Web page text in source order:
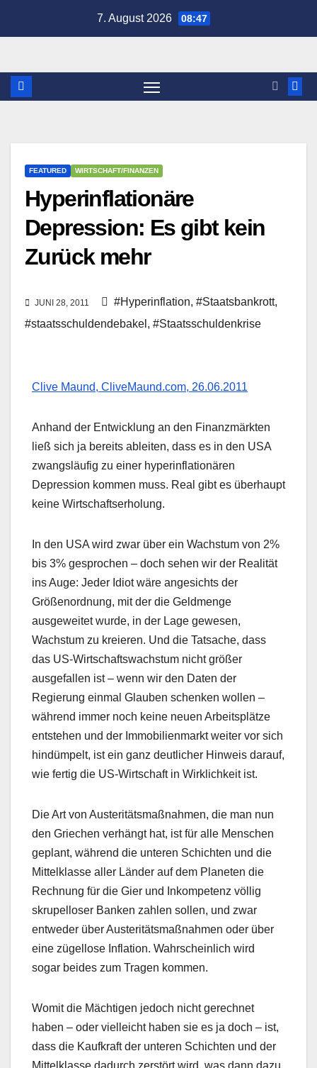
7. August 2026 08:47
FEATURED WIRTSCHAFT/FINANZEN
Hyperinflationäre
Depression: Es gibt kein
Zurück mehr
JUNI 28, 2011 #Hyperinflation, #Staatsbankrott,
#staatsschuldendebakel , #Staatsschuldenkrise
Clive Maund, CliveMaund.com, 26.06.2011
Anhand der Entwicklung an den Finanzmärkten
ließ sich ja bereits ableiten, dass es in den USA
zwangsläufig zu einer hyperinflationären
Depression kommen muss. Real gibt es überhaupt
keine Wirtschaftserholung.
In den USA wird zwar über ein Wachstum von 2%
bis 3% gesprochen – doch sehen wir der Realität
ins Auge: Jeder Idiot wäre angesichts der
Größenordnung, mit der die Geldmenge
ausgeweitet wurde, in der Lage gewesen,
Wachstum zu kreieren. Und die Tatsache, dass
das US-Wirtschaftswachstum nicht größer
ausgefallen ist – wenn wir den Daten der
Regierung einmal Glauben schenken wollen –
während immer noch keine neuen Arbeitsplätze
entstehen und der Immobilienmarkt weiter vor sich
hindümpelt, ist ein ganz deutlicher Hinweis darauf,
wie fertig die US-Wirtschaft in Wirklichkeit ist.
Die Art von Austeritätsmaßnahmen, die man nun
den Griechen verhängt hat, ist für alle Menschen
geplant, während die unteren Schichten und die
Mittelklasse aller Länder auf dem Planeten die
Rechnung für die Gier und Inkompetenz völlig
skrupelloser Banken zahlen sollen, und zwar
entweder über Austeritätsmaßnahmen oder über
eine zügellose Inflation. Wahrscheinlich wird
sogar beides zum Tragen kommen.
Womit die Mächtigen jedoch nicht gerechnet
haben – oder vielleicht haben sie es ja doch – ist,
dass die Kaufkraft der unteren Schichten und der